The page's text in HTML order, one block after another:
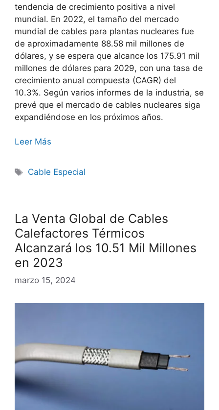
tendencia de crecimiento positiva a nivel
mundial. En 2022, el tamaño del mercado
mundial de cables para plantas nucleares fue
de aproximadamente 88.58 mil millones de
dólares, y se espera que alcance los 175.91 mil
millones de dólares para 2029, con una tasa de
crecimiento anual compuesta (CAGR) del
10.3%. Según varios informes de la industria, se
prevé que el mercado de cables nucleares siga
expandiéndose en los próximos años.
Leer Más
Cable Especial
La Venta Global de Cables
Calefactores Térmicos
Alcanzará los 10.51 Mil Millones
en 2023
marzo 15, 2024